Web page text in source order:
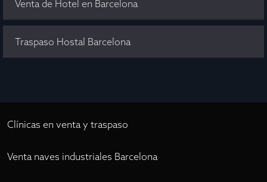
Venta de Hotel en Barcelona
Traspaso Hostal Barcelona
Clínicas en venta y traspaso
Venta naves industriales Barcelona